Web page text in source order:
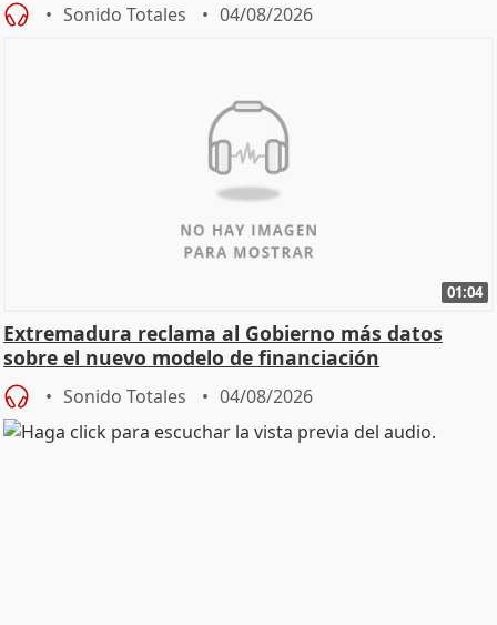
Sonido Totales 04/08/2026
01:04
Extremadura reclama al Gobierno más datos
sobre el nuevo modelo de financiación
Sonido Totales 04/08/2026